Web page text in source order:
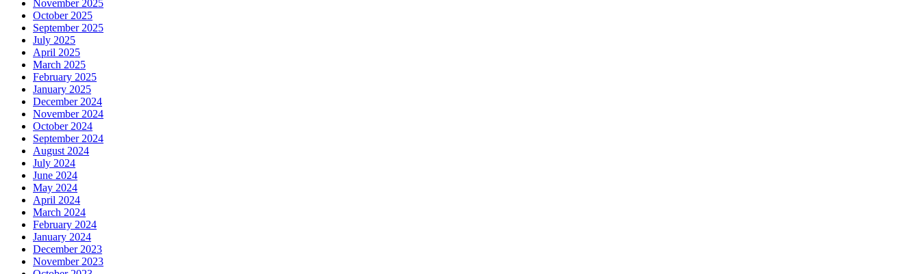
November 2025
October 2025
September 2025
July 2025
April 2025
March 2025
February 2025
January 2025
December 2024
November 2024
October 2024
September 2024
August 2024
July 2024
June 2024
May 2024
April 2024
March 2024
February 2024
January 2024
December 2023
November 2023